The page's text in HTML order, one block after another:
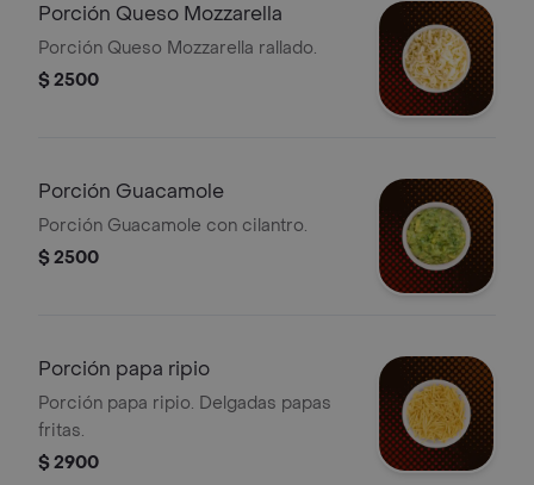
Porción Queso Mozzarella
Porción Queso Mozzarella rallado.
$ 2500
Porción Guacamole
Porción Guacamole con cilantro.
$ 2500
Porción papa ripio
Porción papa ripio. Delgadas papas
fritas.
$ 2900